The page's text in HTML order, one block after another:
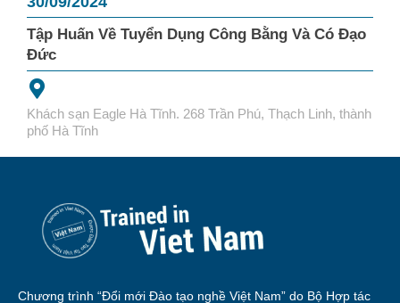
Tập Huấn Về Tuyển Dụng Công Bằng Và Có Đạo
Đức
Khách sạn Eagle Hà Tĩnh. 268 Trần Phú, Thạch Linh, thành
phố Hà Tĩnh
Chương trình “Đổi mới Đào tạo nghề Việt Nam” do Bộ Hợp tác